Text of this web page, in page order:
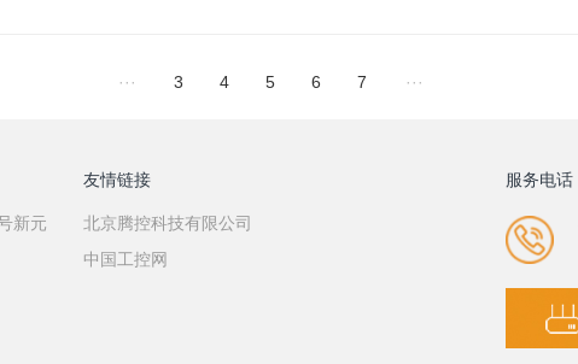
··· 3 4 5 6 7 ···
新元
友情链接
北京腾控科技有限公司
中国工控网
服务电话